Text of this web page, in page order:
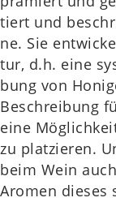
tiert und
ne. Sie
tur, d.h. eine
bung von
Beschrei­bung
eine
zu plat­zie­ren.
beim Wein
Aromen dieses